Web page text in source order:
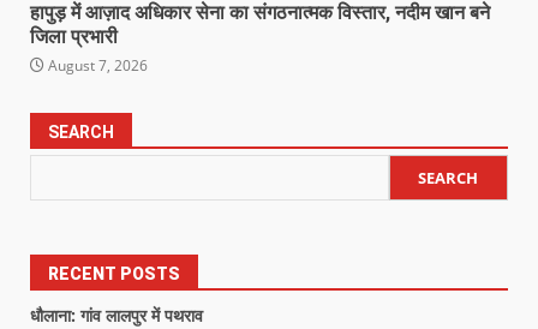
हापुड़ में आज़ाद अधिकार सेना का संगठनात्मक विस्तार, नदीम खान बने
जिला प्रभारी
August 7, 2026
SEARCH
SEARCH
RECENT POSTS
धौलाना: गांव लालपुर में पथराव